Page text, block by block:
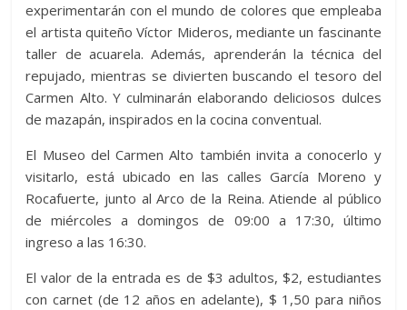
experimentarán con el mundo de colores que empleaba
el artista quiteño Víctor Mideros, mediante un fascinante
taller de acuarela. Además, aprenderán la técnica del
repujado, mientras se divierten buscando el tesoro del
Carmen Alto. Y culminarán elaborando deliciosos dulces
de mazapán, inspirados en la cocina conventual.
El Museo del Carmen Alto también invita a conocerlo y
visitarlo, está ubicado en las calles García Moreno y
Rocafuerte, junto al Arco de la Reina. Atiende al público
de miércoles a domingos de 09:00 a 17:30, último
ingreso a las 16:30.
El valor de la entrada es de $3 adultos, $2, estudiantes
con carnet (de 12 años en adelante), $ 1,50 para niños